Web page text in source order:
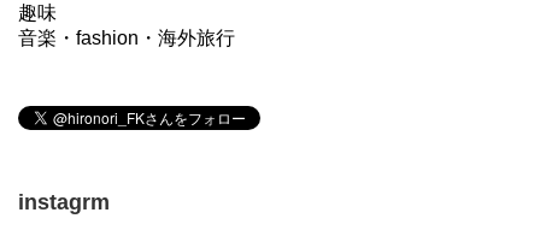
趣味
音楽・fashion・海外旅行
instagrm